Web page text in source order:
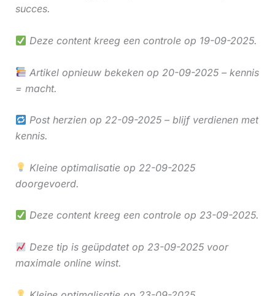
succes.
Deze content kreeg een controle op 19-09-2025.
Artikel opnieuw bekeken op 20-09-2025 – kennis
= macht.
Post herzien op 22-09-2025 – blijf verdienen met
kennis.
Kleine optimalisatie op 22-09-2025
doorgevoerd.
Deze content kreeg een controle op 23-09-2025.
Deze tip is geüpdatet op 23-09-2025 voor
maximale online winst.